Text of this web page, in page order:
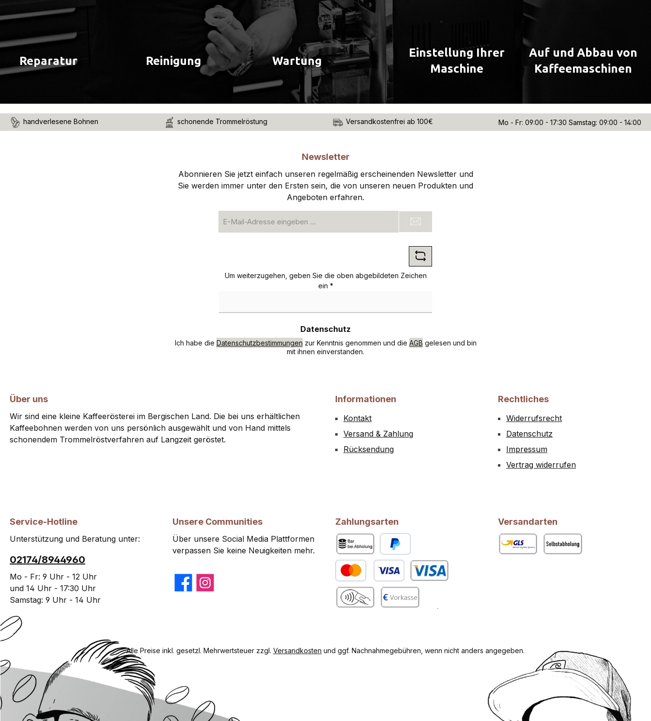
Reparatur Reinigung Wartung
Einstellung Ihrer
Maschine
Auf und Abbau von
Kaffeemaschinen
handverlesene Bohnen schonende Trommelröstung Versandkostenfrei ab 100€ Mo - Fr: 09:00 - 17:30 Samstag: 09:00 - 14:00
Newsletter
Abonnieren Sie jetzt einfach unseren regelmäßig erscheinenden Newsletter und
Sie werden immer unter den Ersten sein, die von unseren neuen Produkten und
Angeboten erfahren.
Mail-
Um weiterzugehen, geben Sie die oben abgebildeten Zeichen
ein *
Datenschutz
Ich habe die Datenschutzbestimmungen zur Kenntnis genommen und die AGB gelesen und bin
mit ihnen einverstanden.
Über uns
Wir sind eine kleine Kaffeerösterei im Bergischen Land. Die bei uns erhältlichen
Kaffeebohnen werden von uns persönlich ausgewählt und von Hand mittels
schonendem Trommelröstverfahren auf Langzeit geröstet.
Informationen
Kontakt
Versand & Zahlung
Rücksendung
Rechtliches
Widerrufsrecht
Datenschutz
Impressum
Vertrag widerrufen
Service-Hotline
Unterstützung und Beratung unter:
02174/8944960
Mo - Fr: 9 Uhr - 12 Uhr
und 14 Uhr - 17:30 Uhr
Samstag: 9 Uhr - 14 Uhr
Unsere Communities
Über unsere Social Media Plattformen
verpassen Sie keine Neuigkeiten mehr.
FacebookInstagram
Zahlungsarten
Bar bei Abholung
PayPal
Kredit- oder DebitkarteBenutzerdefiniertes Bild 1
Versandarten
Alle Preise inkl. gesetzl. Mehrwertsteuer zzgl. Versandkosten und ggf. Nachnahmegebühren, wenn nicht anders angegeben.